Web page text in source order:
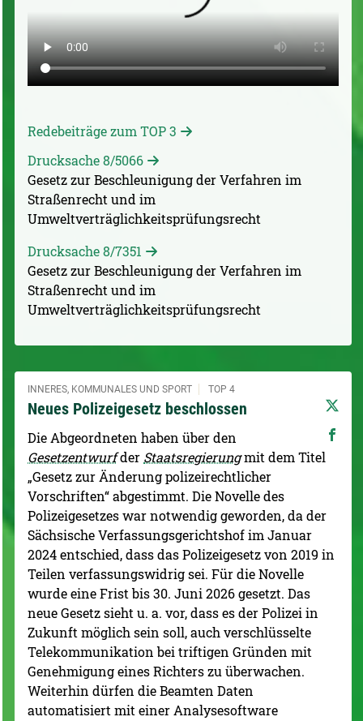
Redebeiträge zum TOP 3
Drucksache 8/5066
Gesetz zur Beschleunigung der Verfahren im
Straßenrecht und im
Umweltverträglichkeitsprüfungsrecht
Drucksache 8/7351
Gesetz zur Beschleunigung der Verfahren im
Straßenrecht und im
Umweltverträglichkeitsprüfungsrecht
Neues Polizeigesetz beschlossen
INNERES, KOMMUNALES UND SPORT TOP 4
Die Abgeordneten haben über den
Gesetzentwurfder Staatsregierungmit dem Titel
„Gesetz zur Änderung polizeirechtlicher
Vorschriften“ abgestimmt. Die Novelle des
Polizeigesetzes war notwendig geworden, da der
Sächsische Verfassungsgerichtshof im Januar
2024 entschied, dass das Polizeigesetz von 2019 in
Teilen verfassungswidrig sei. Für die Novelle
wurde eine Frist bis 30. Juni 2026 gesetzt. Das
neue Gesetz sieht u. a. vor, dass es der Polizei in
Zukunft möglich sein soll, auch verschlüsselte
Telekommunikation bei triftigen Gründen mit
Genehmigung eines Richters zu überwachen.
Weiterhin dürfen die Beamten Daten
automatisiert mit einer Analysesoftware